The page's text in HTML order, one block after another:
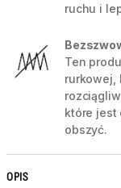
ruchu i
Ten
rurkowej,
które jest
obszyć.
OPIS